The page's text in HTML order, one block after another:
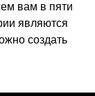
вам в пяти
являются
создать